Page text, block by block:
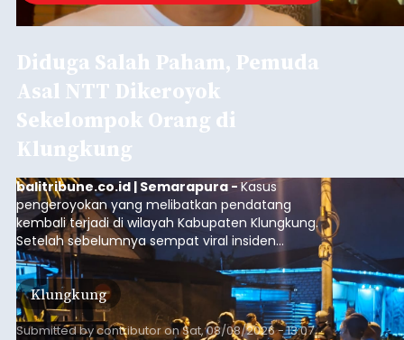
Diduga Salah Paham, Pemuda
Asal NTT Dikeroyok
Sekelompok Orang di
Klungkung
balitribune.co.id | Semarapura -Kasus
pengeroyokan yang melibatkan pendatang
kembali terjadi di wilayah Kabupaten Klungkung.
Setelah sebelumnya sempat viral insiden
keributan di barat Pasar Galiran, peristiwa serupa
kini menimpa seorang pemuda asal Kabupaten
Sumba Barat Daya (SBD), Nusa Tenggara Timur
(NTT).
Klungkung
Submitted bycontributoronSat, 08/08/2026 - 13:07